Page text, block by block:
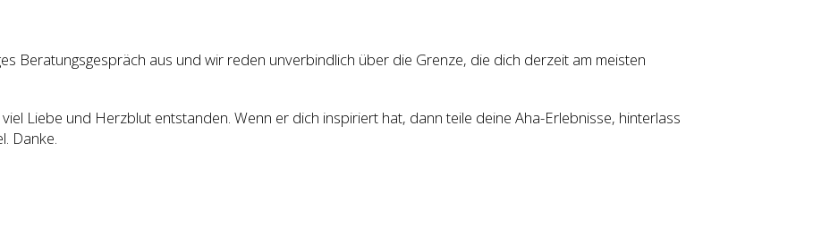
Beratungsgespräch aus und wir reden unverbindlich über die Grenze, die dich derzeit am meisten
viel Liebe und Herzblut entstanden. Wenn er dich inspiriert hat, dann teile deine Aha-Erlebnisse, hinterlass
Danke.